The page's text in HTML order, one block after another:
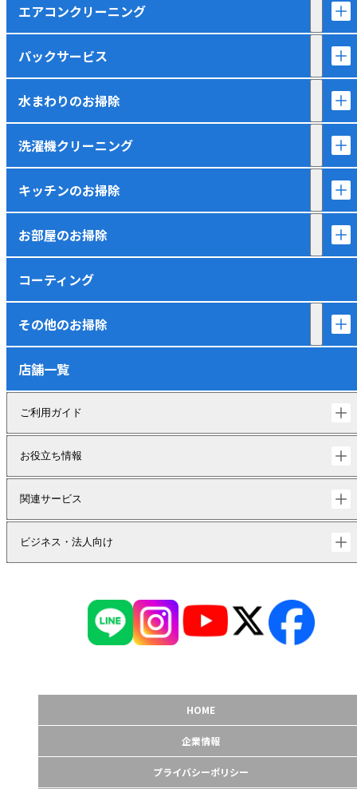
エアコンクリーニング
パックサービス
水まわりのお掃除
洗濯機クリーニング
キッチンのお掃除
お部屋のお掃除
コーティング
その他のお掃除
店舗一覧
ご利用ガイド
お役立ち情報
関連サービス
ビジネス・法人向け
HOME
企業情報
プライバシーポリシー